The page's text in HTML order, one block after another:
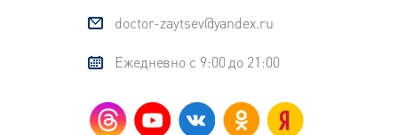
doctor-zaytsev@yandex.ru
Ежедневно с 9:00 до 21:00